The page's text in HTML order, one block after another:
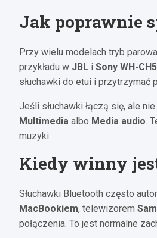
Jak poprawnie
Przy wielu modelach tryb
przykładu w JBL i Sony WH-
słuchawki do etui i przytrzymać
Jeśli słuchawki łączą się, ale
Multimedia albo Media audio.
muzyki.
Kiedy winny
Słuchawki Bluetooth często
MacBookiem, telewizorem
połączenia. To jest normalne